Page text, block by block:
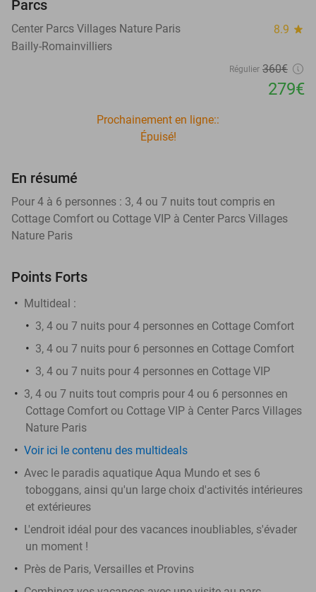
Parcs
Center Parcs Villages Nature Paris 8.9 star
Bailly-Romainvilliers
Régulier 360€
279€
Prochainement en ligne::
Épuisé!
En résumé
Pour 4 à 6 personnes : 3, 4 ou 7 nuits tout compris en
Cottage Comfort ou Cottage VIP à Center Parcs Villages
Nature Paris
Points Forts
Multideal :
3, 4 ou 7 nuits pour 4 personnes en Cottage Comfort
3, 4 ou 7 nuits pour 6 personnes en Cottage Comfort
3, 4 ou 7 nuits pour 4 personnes en Cottage VIP
3, 4 ou 7 nuits tout compris pour 4 ou 6 personnes en
Cottage Comfort ou Cottage VIP à Center Parcs Villages
Nature Paris
Voir ici le contenu des multideals
Avec le paradis aquatique Aqua Mundo et ses 6
toboggans, ainsi qu'un large choix d'activités intérieures
et extérieures
L'endroit idéal pour des vacances inoubliables, s'évader
un moment !
Près de Paris, Versailles et Provins